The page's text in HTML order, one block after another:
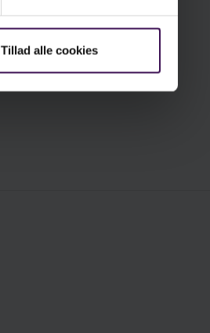
Tillad alle cookies